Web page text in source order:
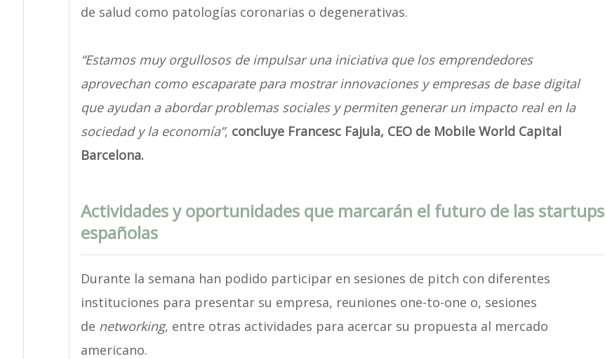
de salud como patologías coronarias o degenerativas.
“Estamos muy orgullosos de impulsar una iniciativa que los emprendedores
aprovechan como escaparate para mostrar innovaciones y empresas de base digital
que ayudan a abordar problemas sociales y permiten generar un impacto real en la
sociedad y la economía”, concluye Francesc Fajula, CEO de Mobile World Capital
Barcelona.
Actividades y oportunidades que marcarán el futuro de las startups
españolas
Durante la semana han podido participar en sesiones de pitch con diferentes
instituciones para presentar su empresa, reuniones one-to-one o, sesiones
de networking, entre otras actividades para acercar su propuesta al mercado
americano.